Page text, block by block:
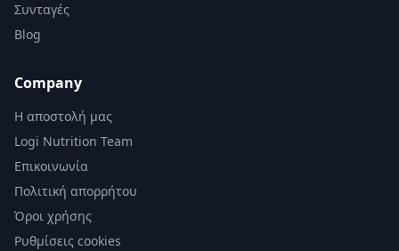
Συνταγές
Blog
Company
Η αποστολή μας
Logi Nutrition Team
Επικοινωνία
Πολιτική απορρήτου
Όροι χρήσης
Ρυθμίσεις cookies